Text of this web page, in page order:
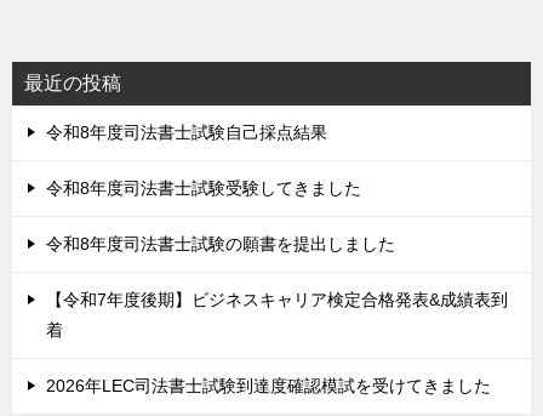
最近の投稿
令和8年度司法書士試験自己採点結果
令和8年度司法書士試験受験してきました
令和8年度司法書士試験の願書を提出しました
【令和7年度後期】ビジネスキャリア検定合格発表&成績表到
着
2026年LEC司法書士試験到達度確認模試を受けてきました